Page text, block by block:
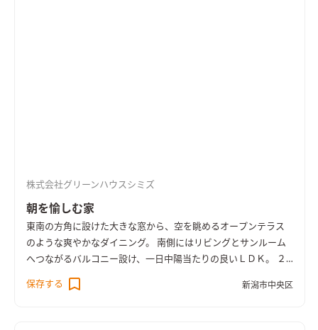
株式会社グリーンハウスシミズ
朝を愉しむ家
東南の方角に設けた大きな窓から、空を眺めるオープンテラス
のような爽やかなダイニング。 南側にはリビングとサンルーム
へつながるバルコニー設け、一日中陽当たりの良いＬＤＫ。 ２
階に水廻りを集約することで、家事動線もスムーズなお住まいで
保存する 新潟市中央区